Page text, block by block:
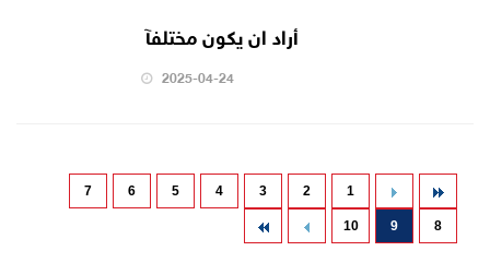
أراد ان يكون مختلفآ
2025-04-24
1
2
3
4
5
6
7
8
9
10